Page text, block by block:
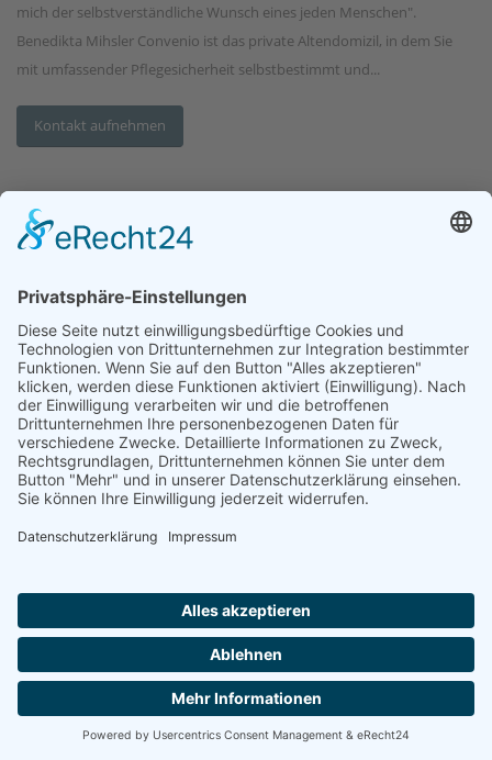
mich der selbstverständliche Wunsch eines jeden Menschen".
Benedikta Mihsler Convenio ist das private Altendomizil, in dem Sie
mit umfassender Pflegesicherheit selbstbestimmt und...
Kontakt aufnehmen
Pro Seniore Residenz Eschweiler
Adresse:Odilienstr. 46-70, 52249 Eschweiler
Entfernung: 58 km
Seniorenwohnungen/-wohnanlage separater Pflegebereich
Die Pro Seniore Residenz Eschweiler liegt im Ortsteil Röthgen in einer
ruhigen Wohngegend, nahe der Stadtmitte mit attraktiven
Einkaufsmöglichkeiten und vielfältigen Gastronomiebetrieben.
Unmittelbar vor der Haustür befindet sich eine Bushalteste...